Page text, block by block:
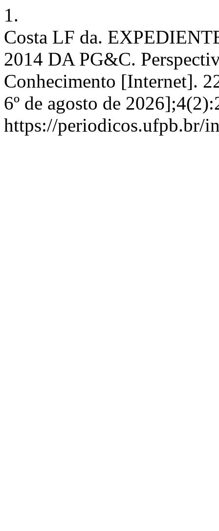
1.
Costa LF da.
2014 DA PG&C.
Conhecimento [Internet].
6º de agosto de
https://periodicos.ufpb.br/